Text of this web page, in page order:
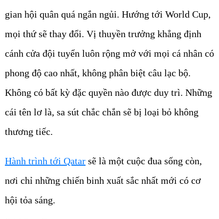
gian hội quân quá ngắn ngủi. Hướng tới World Cup,
mọi thứ sẽ thay đổi. Vị thuyền trưởng khẳng định
cánh cửa đội tuyển luôn rộng mở với mọi cá nhân có
phong độ cao nhất, không phân biệt câu lạc bộ.
Không có bất kỳ đặc quyền nào được duy trì. Những
cái tên lơ là, sa sút chắc chắn sẽ bị loại bỏ không
thương tiếc.
Hành trình tới Qatar sẽ là một cuộc đua sống còn,
nơi chỉ những chiến binh xuất sắc nhất mới có cơ
hội tỏa sáng.